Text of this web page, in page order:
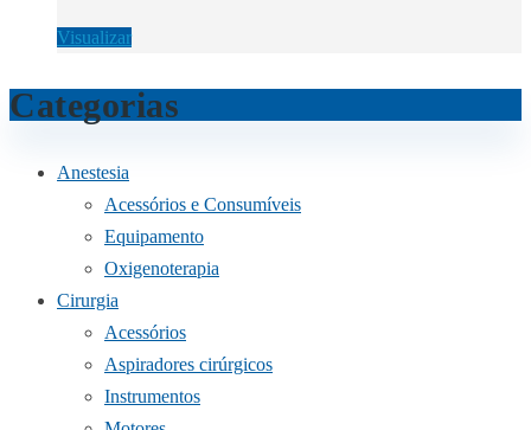
Visualizar
Categorias
Anestesia
Acessórios e Consumíveis
Equipamento
Oxigenoterapia
Cirurgia
Acessórios
Aspiradores cirúrgicos
Instrumentos